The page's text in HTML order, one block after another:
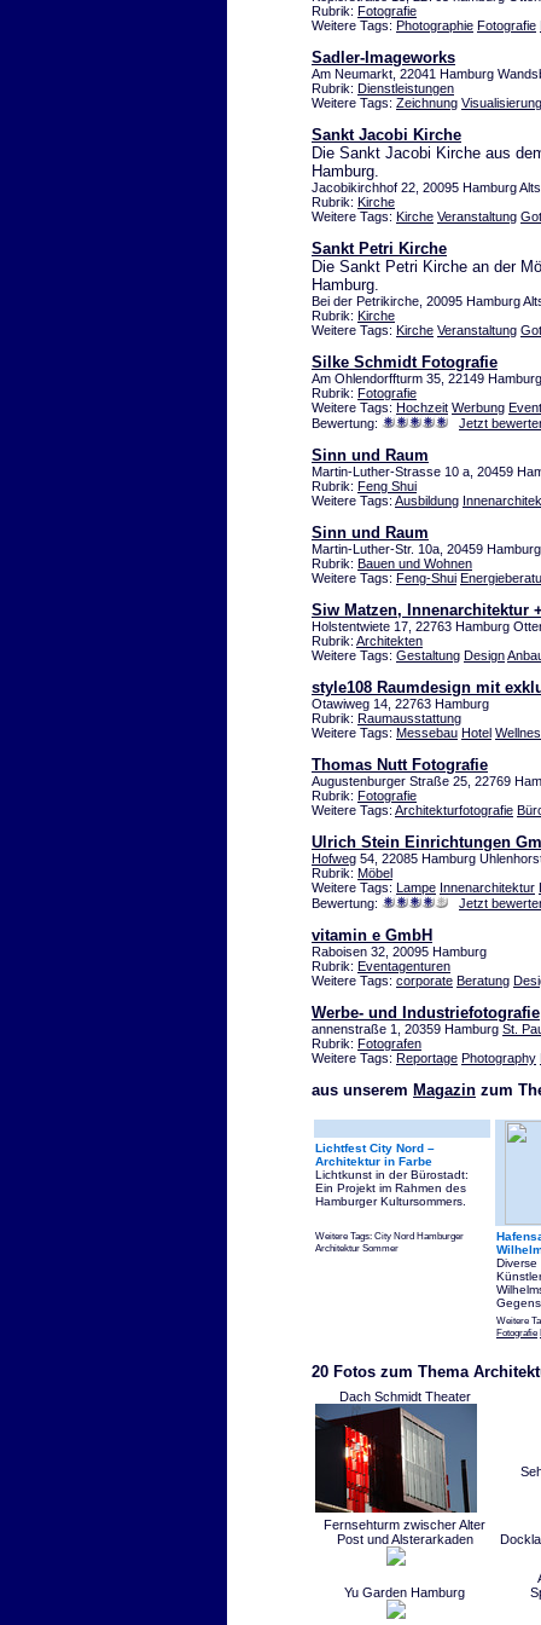
Rubrik: Fotografie
Weitere Tags: Photographie Fotografie
Sadler-Imageworks
Am Neumarkt, 22041 Hamburg
Rubrik: Dienstleistungen
Weitere Tags: Zeichnung Visualisierung
Sankt Jacobi Kirche
Die Sankt Jacobi Kirche aus
Hamburg.
Jacobikirchhof 22, 20095 Hamburg
Rubrik: Kirche
Weitere Tags: Kirche Veranstaltung
Sankt Petri Kirche
Die Sankt Petri Kirche an der
Hamburg.
Bei der Petrikirche, 20095 Hamburg
Rubrik: Kirche
Weitere Tags: Kirche Veranstaltung
Silke Schmidt Fotografie
Am Ohlendorffturm 35, 22149
Rubrik: Fotografie
Weitere Tags: Hochzeit Werbung Event
Bewertung:
Jetzt
Sinn und Raum
Martin-Luther-Strasse 10 a, 20459
Rubrik: Feng Shui
Weitere Tags: Ausbildung
Sinn und Raum
Martin-Luther-Str. 10a, 20459
Rubrik: Bauen und Wohnen
Weitere Tags: Feng-Shui
Siw Matzen, Innenarchitektur
Holstentwiete 17, 22763 Hamburg
Rubrik: Architekten
Weitere Tags: Gestaltung Design
style108 Raumdesign mit
Otawiweg 14, 22763 Hamburg
Rubrik: Raumausstattung
Weitere Tags: Messebau Hotel
Thomas Nutt Fotografie
Augustenburger Straße 25, 22769
Rubrik: Fotografie
Weitere Tags: Architekturfotografie
Ulrich Stein Einrichtungen
Hofweg 54, 22085 Hamburg
Rubrik: Möbel
Weitere Tags: Lampe Innenarchitektur
Bewertung:
Jetzt
vitamin e GmbH
Raboisen 32, 20095 Hamburg
Rubrik: Eventagenturen
Weitere Tags: corporate Beratung
Werbe- und Industriefotografie
annenstraße 1, 20359 Hamburg St.
Rubrik: Fotografen
Weitere Tags: Reportage Photography
aus unserem Magazin zum
Lichtfest City Nord –
Architektur in Farbe
Lichtkunst in der Bürostadt:
Ein Projekt im Rahmen des
Hamburger Kultursommers.
Weitere Tags: City Nord Hamburger
Architektur Sommer
Weitere
Fotografie
20 Fotos zum Thema
Dach Schmidt Theater
Fernsehturm zwischer Alter
Post und Alsterarkaden
Yu Garden Hamburg